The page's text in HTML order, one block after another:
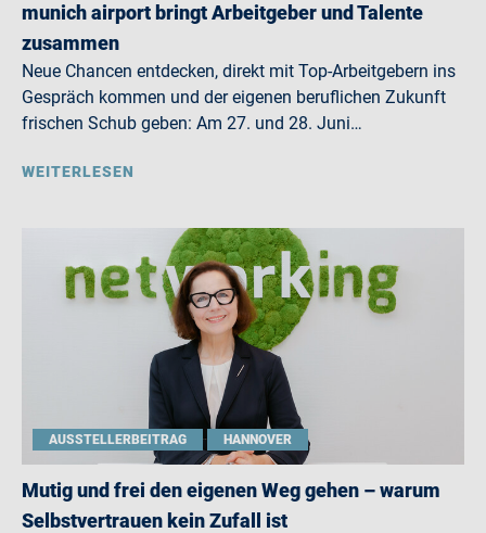
munich airport bringt Arbeitgeber und Talente
zusammen
Neue Chancen entdecken, direkt mit Top-Arbeitgebern ins
Gespräch kommen und der eigenen beruflichen Zukunft
frischen Schub geben: Am 27. und 28. Juni…
WEITERLESEN
AUSSTELLERBEITRAG HANNOVER
Mutig und frei den eigenen Weg gehen – warum
Selbstvertrauen kein Zufall ist